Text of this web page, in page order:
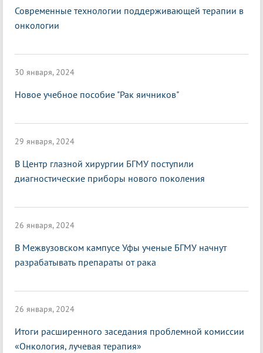
Современные технологии поддерживающей терапии в
онкологии
30 января, 2024
Новое учебное пособие "Рак яичников"
29 января, 2024
В Центр глазной хирургии БГМУ поступили
диагностические приборы нового поколения
26 января, 2024
В Межвузовском кампусе Уфы ученые БГМУ начнут
разрабатывать препараты от рака
26 января, 2024
Итоги расширенного заседания проблемной комиссии
«Онкология, лучевая терапия»